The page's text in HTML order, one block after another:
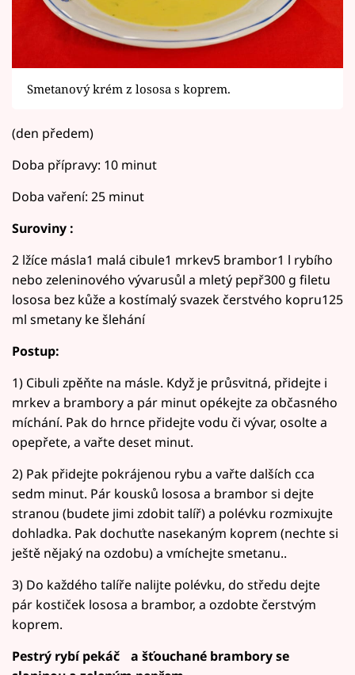
Smetanový krém z lososa s koprem.
(den předem)
Doba přípravy: 10 minut
Doba vaření: 25 minut
Suroviny :
2 lžíce másla1 malá cibule1 mrkev5 brambor1 l rybího
nebo zeleninového vývarusůl a mletý pepř300 g filetu
lososa bez kůže a kostímalý svazek čerstvého kopru125
ml smetany ke šlehání
Postup:
1) Cibuli zpěňte na másle. Když je průsvitná, přidejte i
mrkev a brambory a pár minut opékejte za občasného
míchání. Pak do hrnce přidejte vodu či vývar, osolte a
opepřete, a vařte deset minut.
2) Pak přidejte pokrájenou rybu a vařte dalších cca
sedm minut. Pár kousků lososa a brambor si dejte
stranou (budete jimi zdobit talíř) a polévku rozmixujte
dohladka. Pak dochuťte nasekaným koprem (nechte si
ještě nějaký na ozdobu) a vmíchejte smetanu..
3) Do každého talíře nalijte polévku, do středu dejte
pár kostiček lososa a brambor, a ozdobte čerstvým
koprem.
Pestrý rybí pekáč a šťouchané brambory se